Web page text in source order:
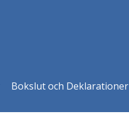
Bokslut och Deklarationer